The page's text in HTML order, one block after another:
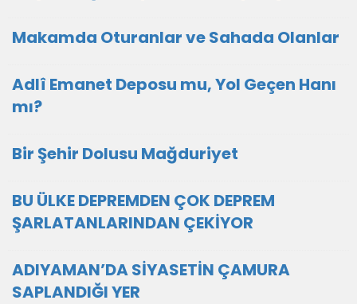
Makamda Oturanlar ve Sahada Olanlar
Adlî Emanet Deposu mu, Yol Geçen Hanı
mı?
Bir Şehir Dolusu Mağduriyet
BU ÜLKE DEPREMDEN ÇOK DEPREM
ŞARLATANLARINDAN ÇEKİYOR
ADIYAMAN’DA SİYASETİN ÇAMURA
SAPLANDIĞI YER